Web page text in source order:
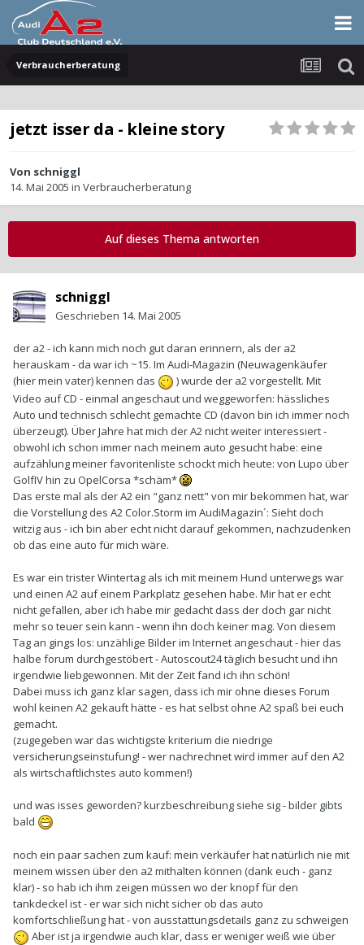
Verbraucherberatung
jetzt isser da - kleine story
Von schniggl
14. Mai 2005 in Verbraucherberatung
Auf dieses Thema antworten
schniggl
Geschrieben 14. Mai 2005
der a2 - ich kann mich noch gut daran erinnern, als der a2
herauskam - da war ich ~15. Im Audi-Magazin (Neuwagenkäufer
(hier mein vater) kennen das
) wurde der a2 vorgestellt. Mit
Video auf CD - einmal angeschaut und weggeworfen: hässliches
Auto und technisch schlecht gemachte CD (davon bin ich immer noch
überzeugt). Über Jahre hat mich der A2 nicht weiter interessiert -
obwohl ich schon immer nach meinem auto gesucht habe: eine
aufzählung meiner favoritenliste schockt mich heute: von Lupo über
GolfIV hin zu OpelCorsa *schäm*
Das erste mal als der A2 ein "ganz nett" von mir bekommen hat, war
die Vorstellung des A2 Color.Storm im AudiMagazin´: Sieht doch
witzig aus - ich bin aber echt nicht darauf gekommen, nachzudenken
ob das eine auto für mich wäre.
Es war ein trister Wintertag als ich mit meinem Hund unterwegs war
und einen A2 auf einem Parkplatz gesehen habe. Mir hat er echt
nicht gefallen, aber ich habe mir gedacht dass der doch gar nicht
mehr so teuer sein kann - wenn ihn doch keiner mag. Von diesem
Tag an gings los: unzählige Bilder im Internet angeschaut - hier das
halbe forum durchgestöbert - Autoscout24 täglich besucht und ihn
irgendwie liebgewonnen. Mit der Zeit fand ich ihn schön!
Dabei muss ich ganz klar sagen, dass ich mir ohne dieses Forum
wohl keinen A2 gekauft hätte - es hat selbst ohne A2 spaß bei euch
gemacht.
(zugegeben war das wichtigste kriterium die niedrige
versicherungseinstufung! - wer nachrechnet wird immer auf den A2
als wirtschaftlichstes auto kommen!)
und was isses geworden? kurzbeschreibung siehe sig - bilder gibts
bald
noch ein paar sachen zum kauf: mein verkäufer hat natürlich nie mit
meinem wissen über den a2 mithalten können (dank euch - ganz
klar) - so hab ich ihm zeigen müssen wo der knopf für den
tankdeckel ist - er war sich nicht sicher ob das auto
komfortschließung hat - von ausstattungsdetails ganz zu schweigen
Aber ist ja irgendwie auch klar, dass er weniger weiß wie über